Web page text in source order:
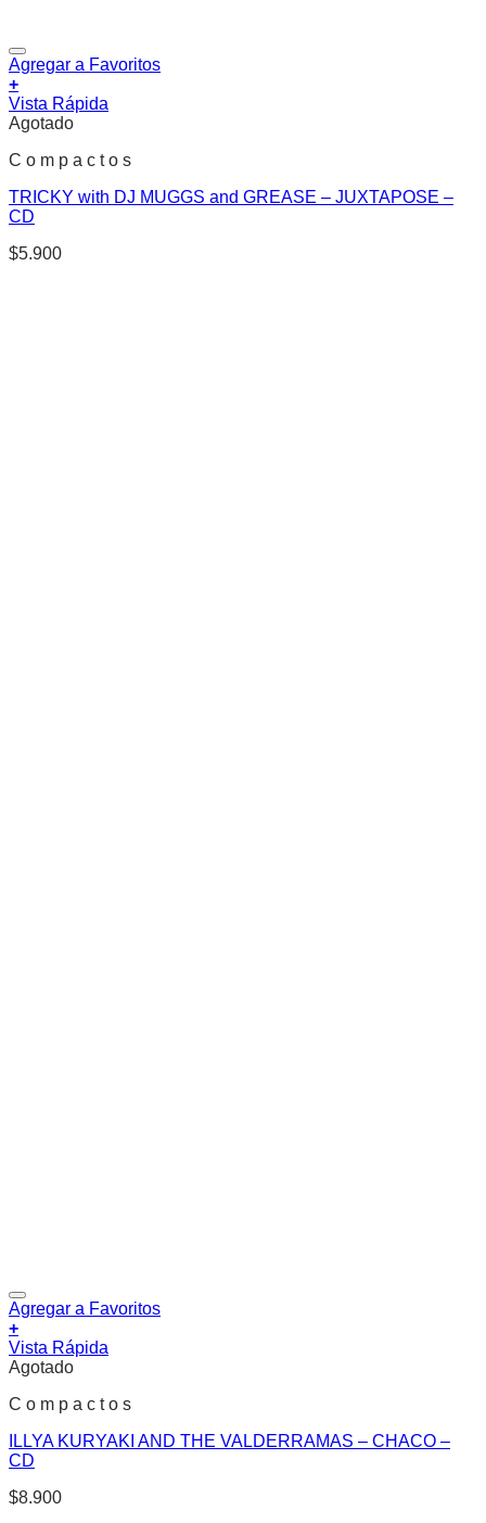
Agregar a Favoritos
+
Vista Rápida
Agotado
C o m p a c t o s
TRICKY with DJ MUGGS and GREASE – JUXTAPOSE –
CD
$5.900
Agregar a Favoritos
+
Vista Rápida
Agotado
C o m p a c t o s
ILLYA KURYAKI AND THE VALDERRAMAS – CHACO –
CD
$8.900